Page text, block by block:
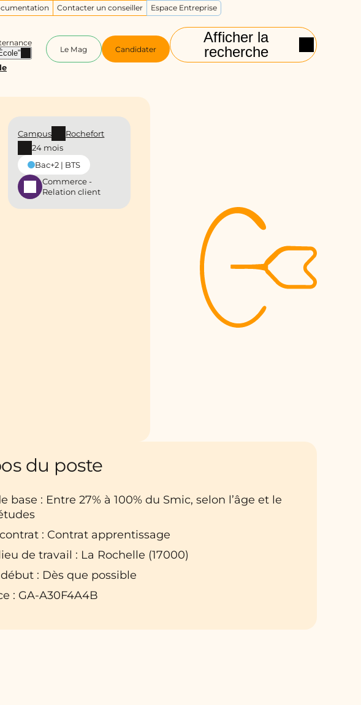
Afficher la
recherche
Le Mag Candidater
Contacter un conseiller Espace Entreprise
Campus
Rochefort
24 mois
Bac+2 | BTS
Commerce -
Relation client
du poste
base : Entre 27% à 100% du Smic, selon l’âge et le
: Contrat apprentissage
de travail : La Rochelle (17000)
: Dès que possible
: GA-A30F4A4B